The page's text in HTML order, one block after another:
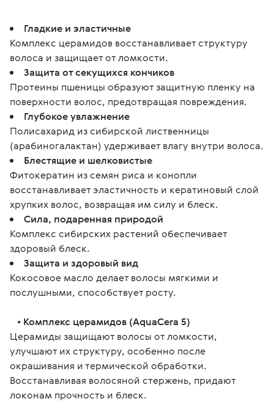
Гладкие и эластичные
Комплекс церамидов восстанавливает структуру
волоса и защищает от ломкости.
Защита от секущихся кончиков
Протеины пшеницы образуют защитную пленку на
поверхности волос, предотвращая повреждения.
Глубокое увлажнение
Полисахарид из сибирской лиственницы
(арабиногалактан) удерживает влагу внутри волоса.
Блестящие и шелковистые
Фитокератин из семян риса и конопли
восстанавливает эластичность и кератиновый слой
хрупких волос, возвращая им силу и блеск.
Сила, подаренная природой
Комплекс сибирских растений обеспечивает
здоровый блеск.
Защита и здоровый вид
Кокосовое масло делает волосы мягкими и
послушными, способствует росту.
• Комплекс церамидов (AquaCera 5)
Церамиды защищают волосы от ломкости,
улучшают их структуру, особенно после
окрашивания и термической обработки.
Восстанавливая волосяной стержень, придают
локонам прочность и блеск.